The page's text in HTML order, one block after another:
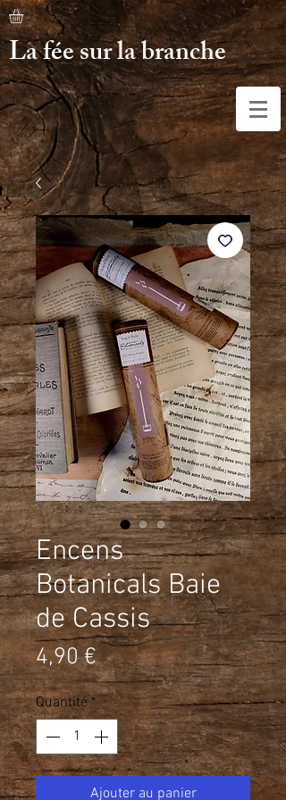
La fée sur la branche
Encens
Botanicals Baie
de Cassis
4,90 €Prix
Quantité *
Ajouter au panier